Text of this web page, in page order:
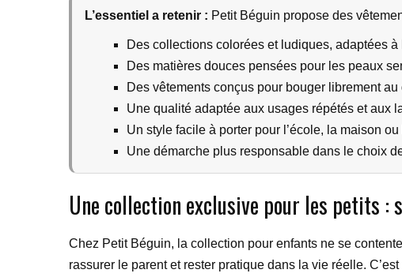
L’essentiel a retenir : Petit Béguin propose des
Des collections colorées et ludiques, adaptées à
Des matières douces pensées pour les peaux
Des vêtements conçus pour bouger librement au
Une qualité adaptée aux usages répétés et aux
Un style facile à porter pour l’école, la maison
Une démarche plus responsable dans le choix
Une collection exclusive pour les petits :
Chez Petit Béguin, la collection pour enfants ne se
rassurer le parent et rester pratique dans la vie réelle.